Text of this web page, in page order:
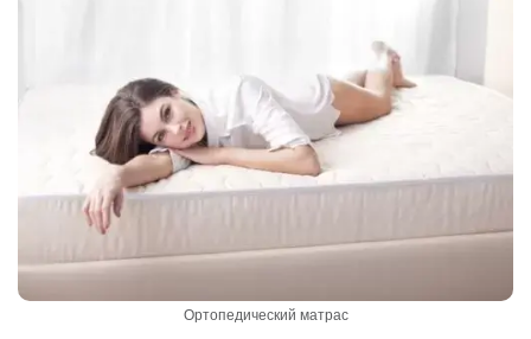
Ортопедический матрас